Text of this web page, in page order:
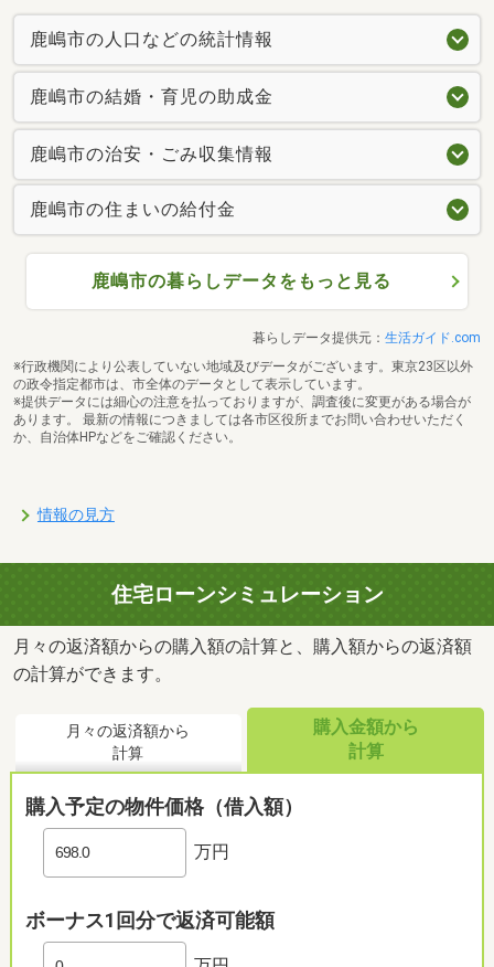
鹿嶋市の人口などの統計情報
鹿嶋市の結婚・育児の助成金
鹿嶋市の治安・ごみ収集情報
鹿嶋市の住まいの給付金
鹿嶋市の暮らしデータをもっと見る
暮らしデータ提供元： 生活ガイド.com
※行政機関により公表していない地域及びデータがございます。東京23区以外
の政令指定都市は、市全体のデータとして表示しています。
※提供データには細心の注意を払っておりますが、調査後に変更がある場合が
あります。 最新の情報につきましては各市区役所までお問い合わせいただく
か、自治体HPなどをご確認ください。
情報の見方
住宅ローンシミュレーション
月々の返済額からの購入額の計算と、購入額からの返済額
の計算ができます。
月々の返済額から
計算
購入金額から
計算
購入予定の物件価格（借入額）
万円
ボーナス1回分で返済可能額